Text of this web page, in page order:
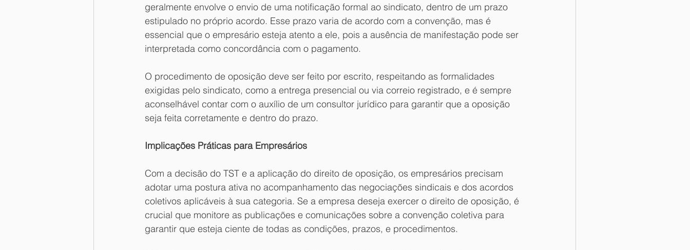
geralmente envolve o envio de uma notificação formal ao sindicato, dentro de um prazo
estipulado no próprio acordo. Esse prazo varia de acordo com a convenção, mas é
essencial que o empresário esteja atento a ele, pois a ausência de manifestação pode ser
interpretada como concordância com o pagamento.
O procedimento de oposição deve ser feito por escrito, respeitando as formalidades
exigidas pelo sindicato, como a entrega presencial ou via correio registrado, e é sempre
aconselhável contar com o auxílio de um consultor jurídico para garantir que a oposição
seja feita corretamente e dentro do prazo.
Implicações Práticas para Empresários
Com a decisão do TST e a aplicação do direito de oposição, os empresários precisam
adotar uma postura ativa no acompanhamento das negociações sindicais e dos acordos
coletivos aplicáveis à sua categoria. Se a empresa deseja exercer o direito de oposição, é
crucial que monitore as publicações e comunicações sobre a convenção coletiva para
garantir que esteja ciente de todas as condições, prazos, e procedimentos.